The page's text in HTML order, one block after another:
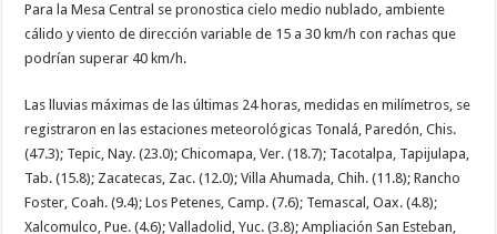
Para la Mesa Central se pronostica cielo medio nublado, ambiente
cálido y viento de dirección variable de 15 a 30 km/h con rachas que
podrían superar 40 km/h.
Las lluvias máximas de las últimas 24 horas, medidas en milímetros, se
registraron en las estaciones meteorológicas Tonalá, Paredón, Chis.
(47.3); Tepic, Nay. (23.0); Chicomapa, Ver. (18.7); Tacotalpa, Tapijulapa,
Tab. (15.8); Zacatecas, Zac. (12.0); Villa Ahumada, Chih. (11.8); Rancho
Foster, Coah. (9.4); Los Petenes, Camp. (7.6); Temascal, Oax. (4.8);
Xalcomulco, Pue. (4.6); Valladolid, Yuc. (3.8); Ampliación San Esteban,